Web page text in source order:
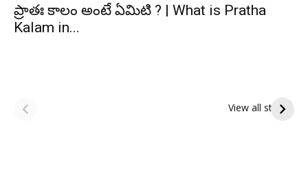
ప్రాతః కాలం అంటే ఏమిటి ? | What is Pratha
Kalam in...
View all stories
పితృదేవతల ఆశీర్వాదం
ఇంద్రకీలాద్రి గిరి ప్రదక్షిణ